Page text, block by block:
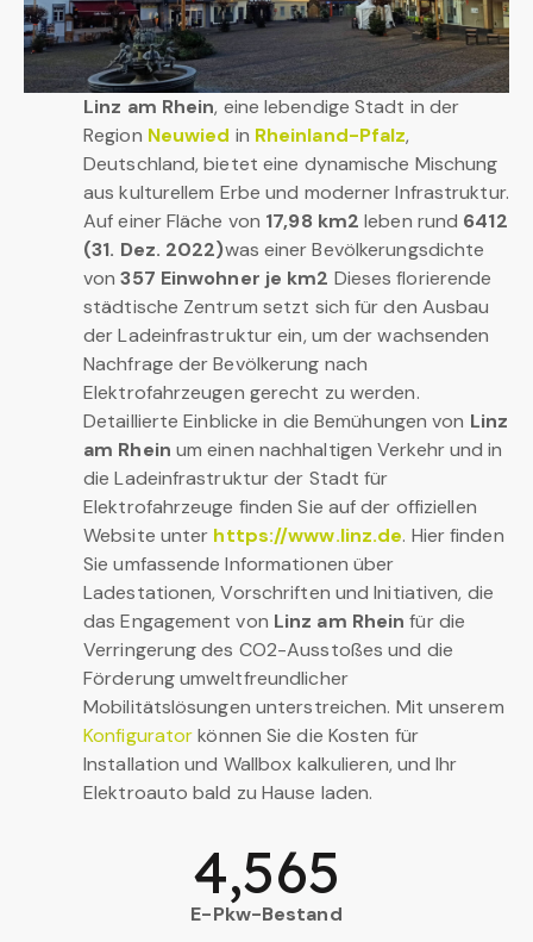
Linz am Rhein, eine lebendige Stadt in der
Region Neuwied in Rheinland-Pfalz,
Deutschland, bietet eine dynamische Mischung
aus kulturellem Erbe und moderner Infrastruktur.
Auf einer Fläche von 17,98 km2 leben rund 6412
(31. Dez. 2022)was einer Bevölkerungsdichte
von357 Einwohner je km2 Dieses florierende
städtische Zentrum setzt sich für den Ausbau
der Ladeinfrastruktur ein, um der wachsenden
Nachfrage der Bevölkerung nach
Elektrofahrzeugen gerecht zu werden.
Detaillierte Einblicke in die Bemühungen von Linz
am Rhein um einen nachhaltigen Verkehr und in
die Ladeinfrastruktur der Stadt für
Elektrofahrzeuge finden Sie auf der offiziellen
Website unter https://www.linz.de. Hier finden
Sie umfassende Informationen über
Ladestationen, Vorschriften und Initiativen, die
das Engagement von Linz am Rhein für die
Verringerung des CO2-Ausstoßes und die
Förderung umweltfreundlicher
Mobilitätslösungen unterstreichen. Mit unserem
Konfiguratorkönnen Sie die Kosten für
Installation und Wallbox kalkulieren, und Ihr
Elektroauto bald zu Hause laden.
E-Pkw-Bestand
4,565